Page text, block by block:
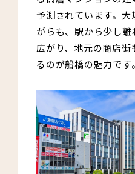
予測されています。
がらも、駅から少し
広がり、地元の商店
るのが船橋の魅力です。